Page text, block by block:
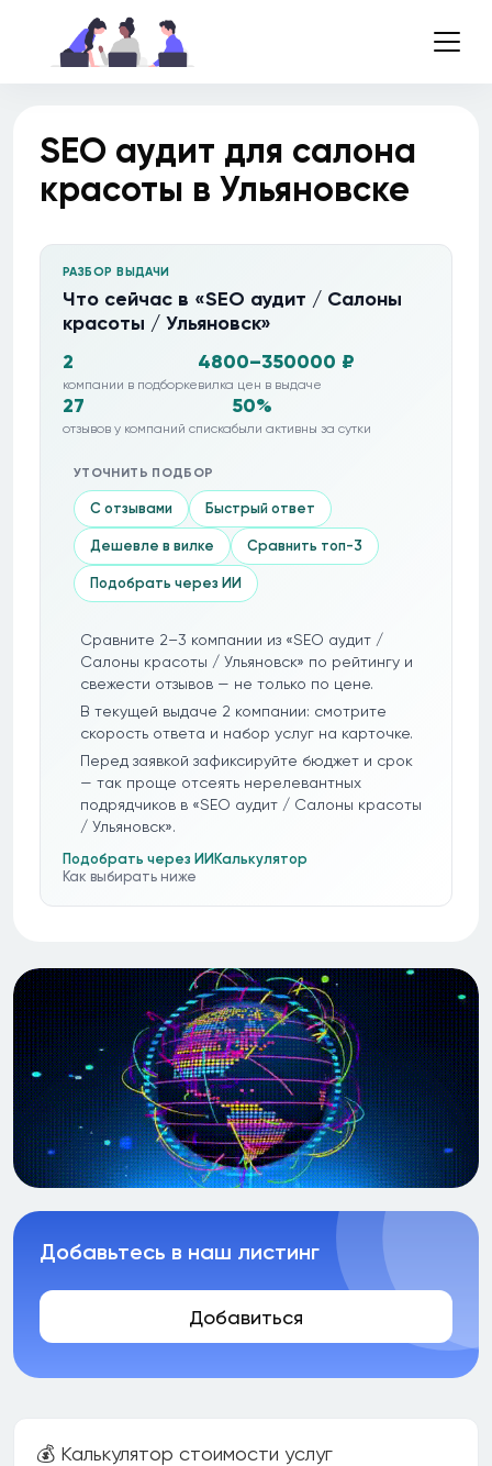
SEO аудит для салона
красоты в Ульяновске
РАЗБОР ВЫДАЧИ
Что сейчас в «SEO аудит / Салоны
красоты / Ульяновск»
2
компании в подборке
4800–350000 ₽
вилка цен в выдаче
27
отзывов у компаний списка
50%
были активны за сутки
УТОЧНИТЬ ПОДБОР
С отзывами Быстрый ответ
Дешевле в вилке Сравнить топ-3
Подобрать через ИИ
Сравните 2–3 компании из «SEO аудит /
Салоны красоты / Ульяновск» по рейтингу и
свежести отзывов — не только по цене.
В текущей выдаче 2 компании: смотрите
скорость ответа и набор услуг на карточке.
Перед заявкой зафиксируйте бюджет и срок
— так проще отсеять нерелевантных
подрядчиков в «SEO аудит / Салоны красоты
/ Ульяновск».
Подобрать через ИИ Калькулятор
Как выбирать ниже
Добавьтесь в наш листинг
Добавиться
💰 Калькулятор стоимости услуг